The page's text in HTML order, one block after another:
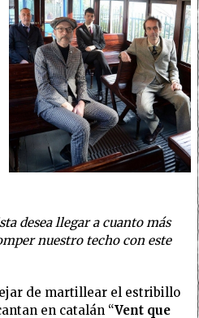
desea llegar a cuanto más
nuestro techo con este
de martillear el estribillo
en catalán “Vent que